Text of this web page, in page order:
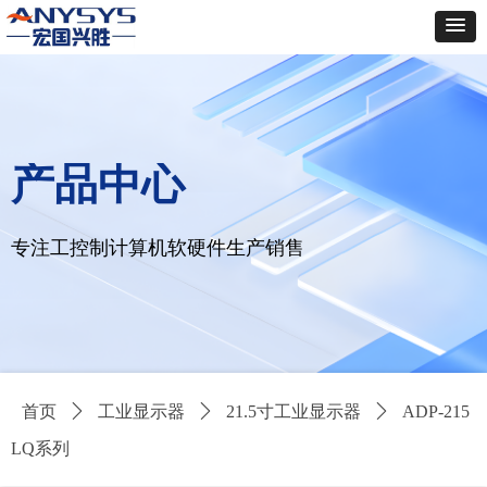
产品中心
专注工控制计算机软硬件生产销售
首页 ꄲ 工业显示器 ꄲ 21.5寸工业显示器 ꄲ
ADP-215
LQ系列